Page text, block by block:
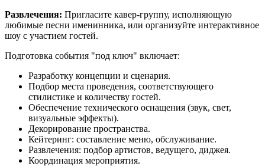
Развлечения: Пригласите кавер-группу, исполняющую
любимые песни именинника, или организуйте интерактивное
шоу с участием гостей.
Подготовка события "под ключ" включает:
Разработку концепции и сценария.
Подбор места проведения, соответствующего
стилистике и количеству гостей.
Обеспечение технического оснащения (звук, свет,
визуальные эффекты).
Декорирование пространства.
Кейтеринг: составление меню, обслуживание.
Развлечения: подбор артистов, ведущего, диджея.
Координация мероприятия.